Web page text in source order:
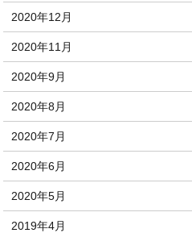
2020年12月
2020年11月
2020年9月
2020年8月
2020年7月
2020年6月
2020年5月
2019年4月